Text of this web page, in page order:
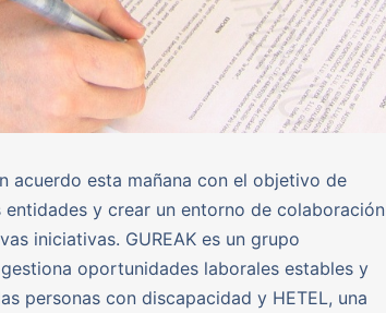
acuerdo esta mañana con el objetivo de
y crear un entorno de colaboración
iniciativas. GUREAK es un grupo
oportunidades laborales estables y
personas con discapacidad y HETEL, una